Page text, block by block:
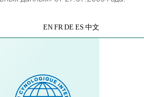
Яндекс
EN FR DE ES 中文